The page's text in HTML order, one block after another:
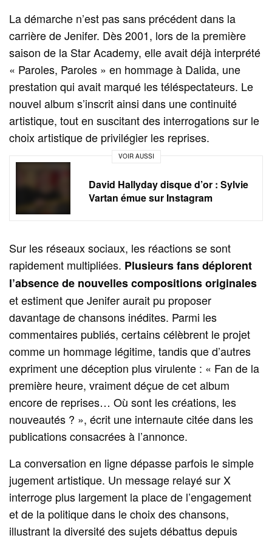
La démarche n’est pas sans précédent dans la
carrière de Jenifer. Dès 2001, lors de la première
saison de la Star Academy, elle avait déjà interprété
« Paroles, Paroles » en hommage à Dalida, une
prestation qui avait marqué les téléspectateurs. Le
nouvel album s’inscrit ainsi dans une continuité
artistique, tout en suscitant des interrogations sur le
choix artistique de privilégier les reprises.
VOIR AUSSI
David Hallyday disque d’or : Sylvie
Vartan émue sur Instagram
Sur les réseaux sociaux, les réactions se sont
rapidement multipliées. Plusieurs fans déplorent
l’absence de nouvelles compositions originales
et estiment que Jenifer aurait pu proposer
davantage de chansons inédites. Parmi les
commentaires publiés, certains célèbrent le projet
comme un hommage légitime, tandis que d’autres
expriment une déception plus virulente : « Fan de la
première heure, vraiment déçue de cet album
encore de reprises… Où sont les créations, les
nouveautés ? », écrit une internaute citée dans les
publications consacrées à l’annonce.
La conversation en ligne dépasse parfois le simple
jugement artistique. Un message relayé sur X
interroge plus largement la place de l’engagement
et de la politique dans le choix des chansons,
illustrant la diversité des sujets débattus depuis